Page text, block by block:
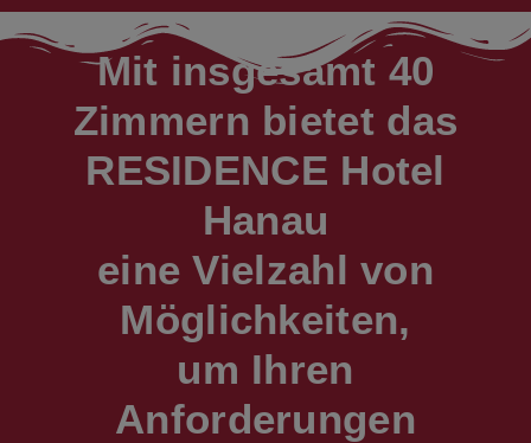
Badezimmer.
Mit insgesamt 40
Zimmern bietet das
RESIDENCE Hotel
Hanau
eine Vielzahl von
Möglichkeiten,
um Ihren
Anforderungen